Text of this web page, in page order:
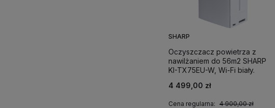
SHARP
Oczyszczacz powietrza z
nawilżaniem do 56m2 SHARP
KI-TX75EU-W, Wi-Fi biały.
4 499,00 zł
Cena regularna: 4 900,00 zł